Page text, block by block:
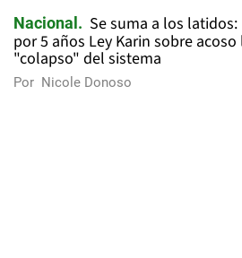
Nacional
Se suma a los
por 5 años Ley Karin sobre
"colapso" del sistema
Por Nicole Donoso